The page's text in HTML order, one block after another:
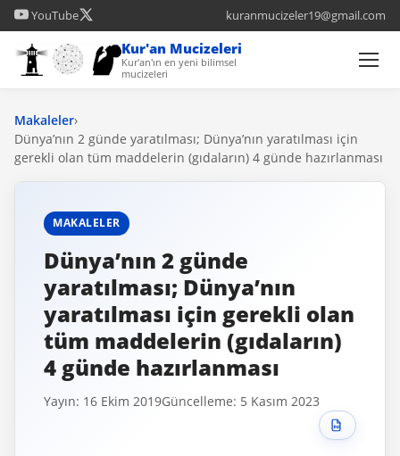
YouTube kuranmucizeler19@gmail.com
Kur'an Mucizeleri
Kur'an'ın en yeni bilimsel
mucizeleri
Makaleler›
Dünya’nın 2 günde yaratılması; Dünya’nın yaratılması için
gerekli olan tüm maddelerin (gıdaların) 4 günde hazırlanması
MAKALELER
Dünya’nın 2 günde
yaratılması; Dünya’nın
yaratılması için gerekli olan
tüm maddelerin (gıdaların)
4 günde hazırlanması
Yayın: 16 Ekim 2019Güncelleme: 5 Kasım 2023